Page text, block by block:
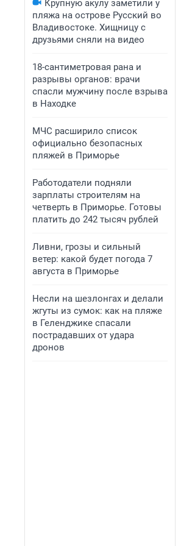
Крупную акулу заметили у
пляжа на острове Русский во
Владивостоке. Хищницу с
друзьями сняли на видео
18-сантиметровая рана и
разрывы органов: врачи
спасли мужчину после взрыва
в Находке
МЧС расширило список
официально безопасных
пляжей в Приморье
Работодатели подняли
зарплаты строителям на
четверть в Приморье. Готовы
платить до 242 тысяч рублей
Ливни, грозы и сильный
ветер: какой будет погода 7
августа в Приморье
Несли на шезлонгах и делали
жгуты из сумок: как на пляже
в Геленджике спасали
пострадавших от удара
дронов